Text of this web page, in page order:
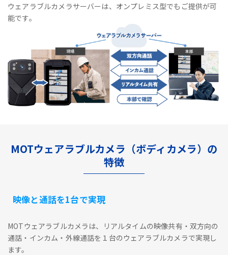
ウェアラブルカメラサーバーは、オンプレミス型でもご提供が可
能です。
MOTウェアラブルカメラ（ボディカメラ）の
特徴
映像と通話を1台で実現
MOTウェアラブルカメラは、リアルタイムの映像共有・双方向の
通話・インカム・外線通話を１台のウェアラブルカメラで実現し
ます。